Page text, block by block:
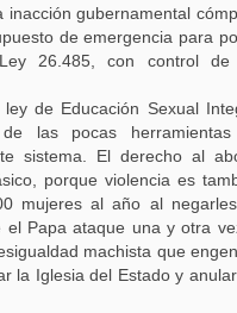
gubernamental
de emergencia para
26.485, con control de
de Educación Sexual
las pocas
sistema. El derecho al
porque violencia es
mujeres al año al
el Papa ataque una y otra
machista que
la Iglesia del Estado y